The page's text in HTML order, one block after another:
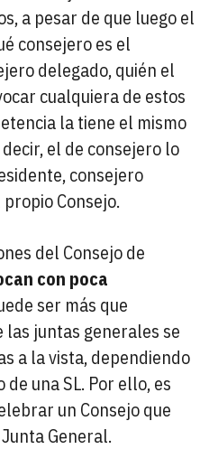
a pesar de que luego el
consejero es el
delegado, quién el
cualquiera de estos
la tiene el mismo
el de consejero lo
consejero
Consejo.
del Consejo de
con poca
ser más que
juntas generales se
a la vista, dependiendo
una SL. Por ello, es
un Consejo que
General.